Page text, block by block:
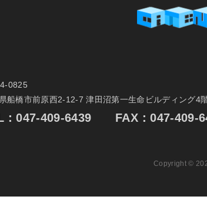
0825
船橋市前原西2-12-7 津田沼第一生命ビルディング4
：047-409-6439 FAX：047-409-
Copyright ©